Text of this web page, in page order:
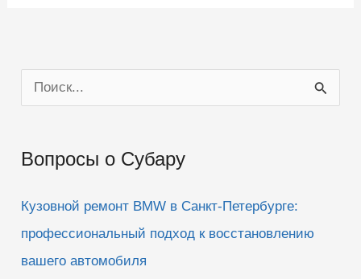
о
с
Вопросы о Субару
Кузовной ремонт BMW в Санкт-Петербурге:
профессиональный подход к восстановлению
вашего автомобиля